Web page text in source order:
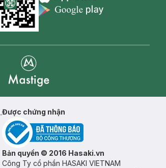
Appstore icon
Được chứng nhận
Bản quyền © 2016 Hasaki.vn
Công Ty cổ phần HASAKI VIETNAM